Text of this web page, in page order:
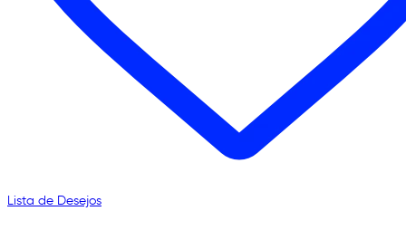
Lista de Desejos